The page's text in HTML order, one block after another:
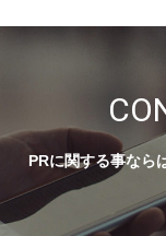
PRに関する事なら